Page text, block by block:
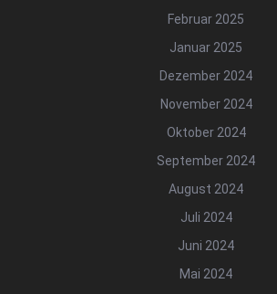
Februar 2025
Januar 2025
Dezember 2024
November 2024
Oktober 2024
September 2024
August 2024
Juli 2024
Juni 2024
Mai 2024